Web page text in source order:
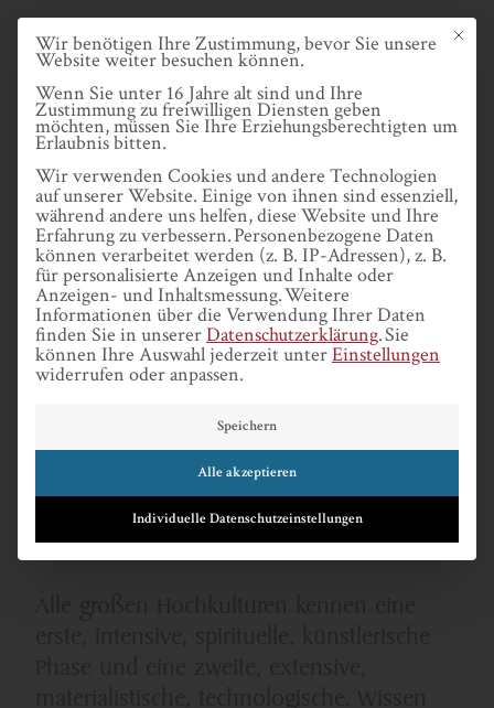
Skip
main
content
«Zurück
MYTHOS OFFENE WISSENSCHAFT
3. April 2024vonDAVID ENGELS
Mit
Wir benötigen Ihre Zustimmung, bevor Sie unsere
Website weiter besuchen können.
Wenn Sie unter 16 Jahre alt sind und Ihre
Zustimmung zu freiwilligen Diensten geben
möchten, müssen Sie Ihre Erziehungsberechtigten um
Erlaubnis bitten.
Wir verwenden Cookies und andere Technologien
auf unserer Website. Einige von ihnen sind essenziell,
während andere uns helfen, diese Website und Ihre
Erfahrung zu verbessern.Personenbezogene Daten
können verarbeitet werden (z. B. IP-Adressen), z. B.
für personalisierte Anzeigen und Inhalte oder
Anzeigen- und Inhaltsmessung.Weitere
Informationen über die Verwendung Ihrer Daten
finden Sie in unsererDatenschutzerklärung.Sie
können Ihre Auswahl jederzeit unterEinstellungen
widerrufen oder anpassen.
Speichern
Alle akzeptieren
Individuelle Datenschutzeinstellungen